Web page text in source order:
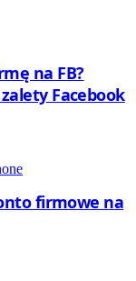
na FB?
Facebook
firmowe na